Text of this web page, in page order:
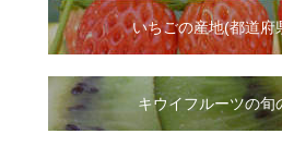
いちごの産地(都道府
キウイフルーツの旬